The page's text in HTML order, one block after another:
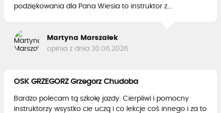
podziękowania dla Pana Wiesia to instruktor z...
Martyna Marszałek
opinia z dnia 30.06.2026
OSK GRZEGORZ Grzegorz Chudoba
Bardzo polecam tą szkołę jazdy. Cierpliwi i pomocny
instruktorzy wsystko cie uczą i co lekcje coś innego i za to